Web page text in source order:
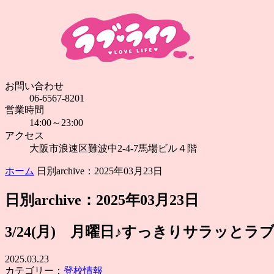
お問い合わせ
06-6567-8201
営業時間
14:00～23:00
アクセス
大阪市浪速区難波中2-4-7馬場ビル４階
ホーム 日別archive：2025年03月23日
日別archive：2025年03月23日
3/24(月) 月曜日♪すっきりサラッとラブ
2025.03.23
カテゴリー： 登校情報